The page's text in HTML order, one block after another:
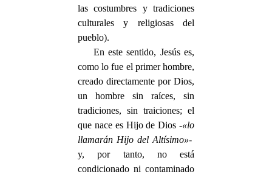
las costumbres y tradiciones
culturales y religiosas del
pueblo).
En este sentido, Jesús es,
como lo fue el primer hombre,
creado directamente por Dios,
un hombre sin raíces, sin
tradiciones, sin traiciones; el
que nace es Hijo de Dios -«lo
llamarán Hijo del Altísimo»-
y, por tanto, no está
condicionado ni contaminado